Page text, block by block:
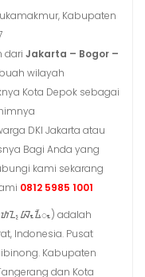
Kabupaten
dari Jakarta – Bogor –
wilayah
Kota Depok sebagai
DKI Jakarta atau
Bagi Anda yang
kami sekarang
0812 5985 1001
ᮘᮧᮍᮁᮧ) adalah
Indonesia. Pusat
Kabupaten
dan Kota